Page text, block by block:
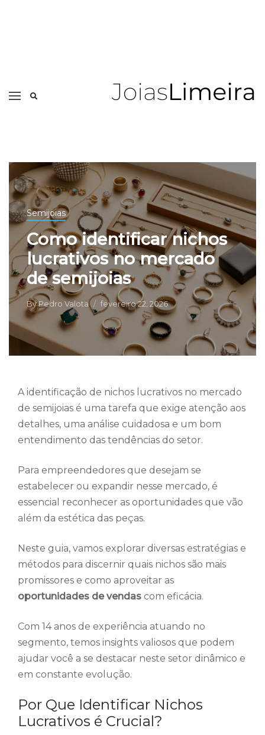
Semijoias
Como identificar nichos
lucrativos no mercado
de semijoias
ByPedro Valota fevereiro 22, 2026
A identificação de nichos lucrativos no mercado
de semijoias é uma tarefa que exige atenção aos
detalhes, uma análise cuidadosa e um bom
entendimento das tendências do setor.
Para empreendedores que desejam se
estabelecer ou expandir nesse mercado, é
essencial reconhecer as oportunidades que vão
além da estética das peças.
Neste guia, vamos explorar diversas estratégias e
métodos para discernir quais nichos são mais
promissores e como aproveitar as
oportunidades de vendas com eficácia.
Com 14 anos de experiência atuando no
segmento, temos insights valiosos que podem
ajudar você a se destacar neste setor dinâmico e
em constante evolução.
Por Que Identificar Nichos
Lucrativos é Crucial?